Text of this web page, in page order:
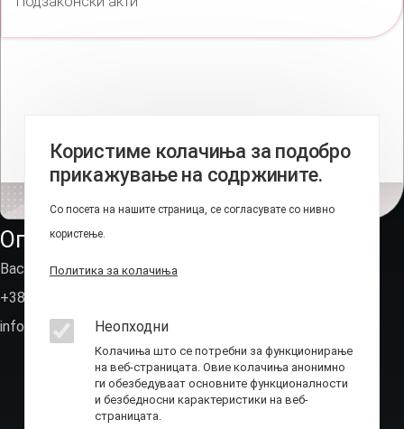
Оперативно-техничка агенција
Васил Иљоски 6, Скопје (пош.фах 236)
+389 2 310 7582
info@ota.mk
Користиме колачиња за подобро
прикажување на содржините.
Со посета на нашите страница, се согласувате со нивно
користење.
Политика за колачиња
Неопходни
Колачиња што се потребни за функционирање
на веб-страницата. Овие колачиња анонимно
ги обезбедуваат основните функционалности
и безбедносни карактеристики на веб-
страницата.